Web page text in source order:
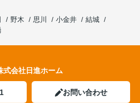
野木 思川 小金井
結城
式会社日進ホーム
お問い合わせ